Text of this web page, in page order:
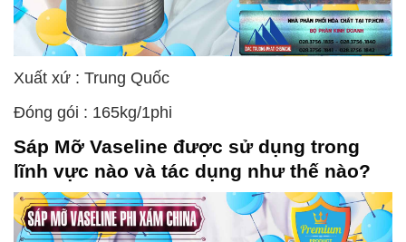
Xuất xứ : Trung Quốc
Đóng gói : 165kg/1phi
Sáp Mỡ Vaseline được sử dụng trong
lĩnh vực nào và tác dụng như thế nào?